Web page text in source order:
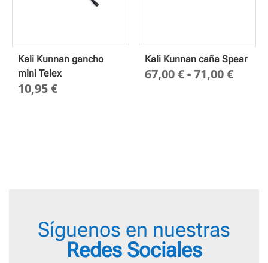
Kali Kunnan gancho
mini Telex
10,95€
Kali Kunnan caña Spear
67,00€-71,00€
Síguenos en nuestras
Redes Sociales